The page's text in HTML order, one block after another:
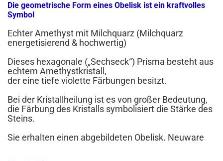
Die geometrische Form eines Obelisk ist ein kraftvolles
Symbol
Echter Amethyst mit Milchquarz (Milchquarz
energetisierend & hochwertig)
Dieses hexagonale („Sechseck“) Prisma besteht aus
echtem Amethystkristall,
der eine tiefe violette Färbungen besitzt.
Bei der Kristallheilung ist es von großer Bedeutung,
die Färbung des Kristalls symbolisiert die Stärke des
Steins.
Sie erhalten einen abgebildeten Obelisk. Neuware